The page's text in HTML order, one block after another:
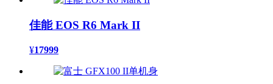
佳能 EOS R6 Mark II
¥17999